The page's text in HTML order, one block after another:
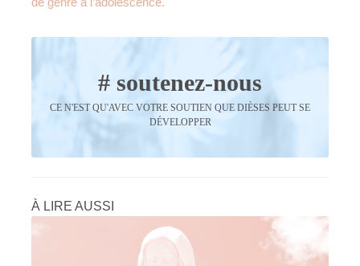
# soutenez-nous
CE N'EST QU'AVEC VOTRE SOUTIEN QUE DIÈSES PEUT SE
DÉVELOPPER
À LIRE AUSSI